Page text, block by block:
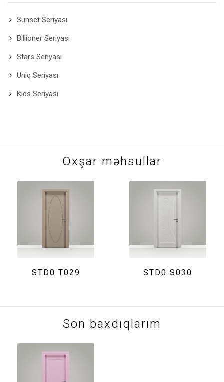
Sunset Seriyası
Billioner Seriyası
Stars Seriyası
Uniq Seriyası
Kids Seriyası
Oxşar məhsullar
STD0 T029 STD0 S030
Son baxdıqlarım